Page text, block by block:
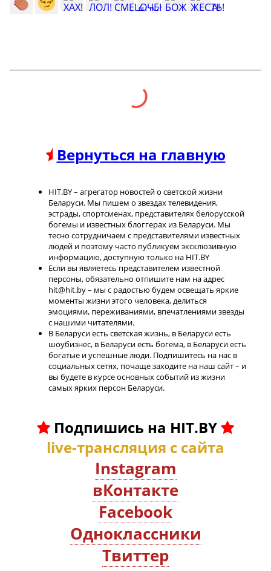
Вернуться на главную
HIT.BY – агрегатор новостей о светской жизни
Беларуси. Мы пишем о звездах телевидения,
эстрады, спортсменах, представителях белорусской
богемы и известных блоггерах из Беларуси. Мы
тесно сотрудничаем с представителями известных
людей и поэтому часто публикуем эксклюзивную
информацию, доступную только на HIT.BY
Если вы являетесь представителем известной
персоны, обязательно отпишите нам на адрес
hit@hit.by – мы с радостью будем освещать яркие
моменты жизни этого человека, делиться
эмоциями, переживаниями, впечатлениями звезды
с нашими читателями.
В Беларуси есть светская жизнь, в Беларуси есть
шоубизнес, в Беларуси есть богема, в Беларуси есть
богатые и успешные люди. Подпишитесь на нас в
социальных сетях, почаще заходите на наш сайт – и
вы будете в курсе основных событий из жизни
самых ярких персон Беларуси.
Подпишись на HIT.BY
live-трансляция с сайта
Instagram
вКонтакте
Facebook
Oдноклассники
Твиттер